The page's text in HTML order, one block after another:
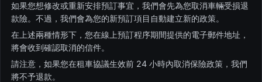
如果您想修改或重新安排預訂事宜，我們會先為您取消車輛受損退
款險。不過，我們會為您的新預訂項目自動建立新的政策。
在上述兩種情形下，您在線上預訂程序期間提供的電子郵件地址，
將會收到確認取消的信件。
請注意，如果您在租車協議生效前 24 小時內取消保險政策，我們
將不予退款。